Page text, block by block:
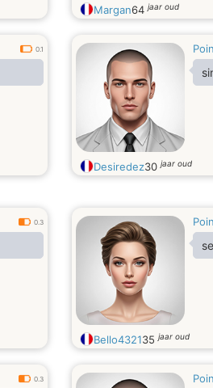
Margan64jaar oud
0.1
Desiredez30jaar oud
0.3
Bello432135jaar oud
0.3